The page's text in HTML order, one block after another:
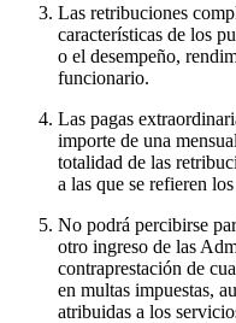
Las retribuciones
características de los
o el desempeño,
funcionario.
Las pagas
importe de una
totalidad de las
a las que se refieren
No podrá percibirse
otro ingreso de las
contraprestación de
en multas impuestas,
atribuidas a los